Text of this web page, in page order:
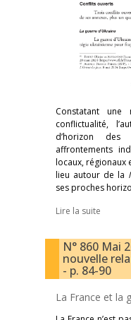
Constatant une
conflictualité,
d’horizon
affrontements
locaux, régionaux
lieu autour de la
ses proches
Lire la suite
N° 860 Mai
nouvelle
- p. 84-90
La France et la